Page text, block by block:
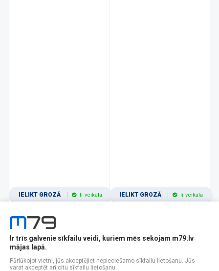
IELIKT GROZĀ Ir veikalā IELIKT GROZĀ Ir veikalā
1 2 3 4 5 6 7 8 9 10 11
Popularitātes Rādīt 12
Ir trīs galvenie sīkfailu veidi, kuriem mēs sekojam m79.lv
mājas lapā.
Pārlūkojot vietni, jūs akceptējiet nepieciešamo sīkfailu lietošanu. Jūs
varat akceptēt arī citu sīkfailu lietošanu.